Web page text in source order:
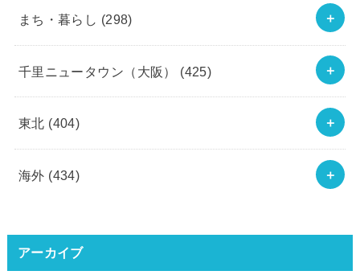
まち・暮らし (298)
千里ニュータウン（大阪） (425)
東北 (404)
海外 (434)
アーカイブ